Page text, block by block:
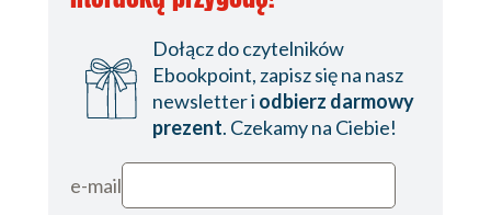
Dołącz do czytelników
Ebookpoint, zapisz się na nasz
newsletter i odbierz darmowy
prezent. Czekamy na Ciebie!
e-mail